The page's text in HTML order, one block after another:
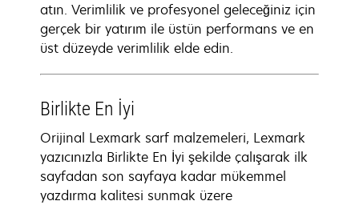
atın. Verimlilik ve profesyonel geleceğiniz için
gerçek bir yatırım ile üstün performans ve en
üst düzeyde verimlilik elde edin.
Birlikte En İyi
Orijinal Lexmark sarf malzemeleri, Lexmark
yazıcınızla Birlikte En İyi şekilde çalışarak ilk
sayfadan son sayfaya kadar mükemmel
yazdırma kalitesi sunmak üzere